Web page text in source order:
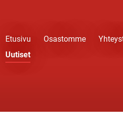
Etusivu Osastomme
Uutiset